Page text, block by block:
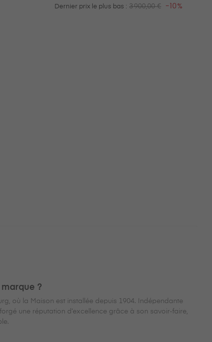
Dernier prix le plus bas : 3 900,00 € -10%
?
où la Maison est installée depuis 1904. Indépendante
une réputation d’excellence grâce à son savoir‑faire,